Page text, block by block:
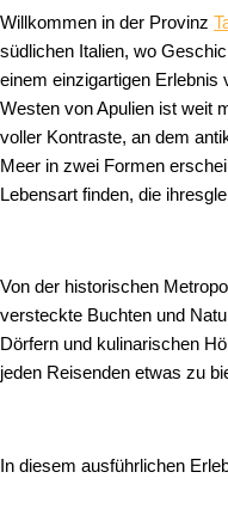
Willkommen in der Provinz
südlichen Italien, wo
einem einzigartigen
Westen von Apulien ist weit
voller Kontraste, an dem
Meer in zwei Formen
Lebensart finden, die
Von der historischen
versteckte Buchten und
Dörfern und kulinarischen
jeden Reisenden etwas zu
In diesem ausführlichen